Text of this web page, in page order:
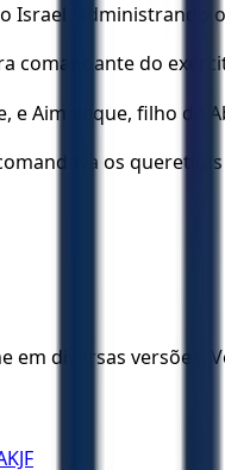
Israel, administrando
comandante do
e Aimeleque, filho de
comandava os
em diversas
KJF